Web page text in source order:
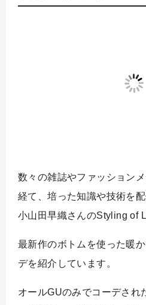
数々の雑誌やファッション
経て、培った知識や技術を
小山田早織さんのStyling of
最新作のボトムを使った暖
デを紹介しています。
オールGUのみでコーデされ